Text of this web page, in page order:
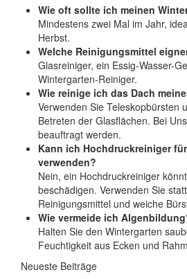
Wie oft sollte ich meinen
Mindestens zwei Mal im Jahr,
Herbst.
Welche Reinigungsmittel
Glasreiniger, ein Essig-Wasser-
Wintergarten-Reiniger.
Wie reinige ich das Dach
Verwenden Sie Teleskopbürsten
Betreten der Glasflächen. Bei
beauftragt werden.
Kann ich Hochdruckreiniger
verwenden?
Nein, ein Hochdruckreiniger
beschädigen. Verwenden Sie
Reinigungsmittel und weiche
Wie vermeide ich
Halten Sie den Wintergarten
Feuchtigkeit aus Ecken und
Neueste Beiträge